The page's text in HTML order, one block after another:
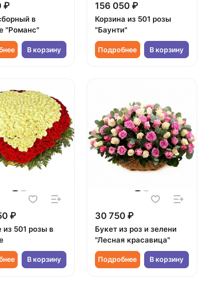
₽
в
"Романс"
В корзину
156 050 ₽
Корзина из 501 розы
"Баунти"
Подробнее В корзину
₽
501 розы в
В корзину
30 750 ₽
Букет из роз и зелени
"Лесная красавица"
Подробнее В корзину